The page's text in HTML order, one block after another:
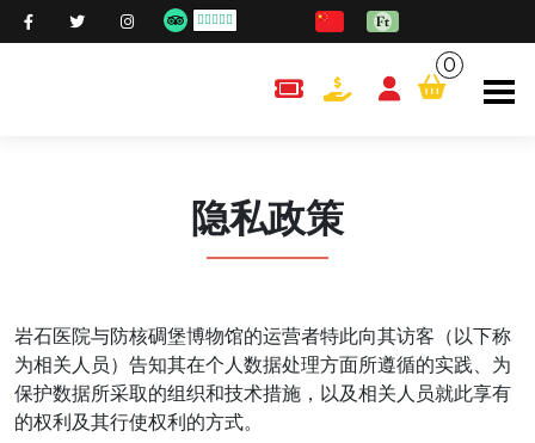
content.cart
0
隐私政策
岩石医院与防核碉堡博物馆的运营者特此向其访客（以下称
为相关人员）告知其在个人数据处理方面所遵循的实践、为
保护数据所采取的组织和技术措施，以及相关人员就此享有
的权利及其行使权利的方式。